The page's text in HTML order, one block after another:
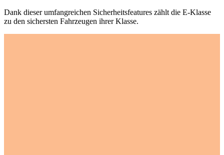
Dank dieser umfangreichen Sicherheitsfeatures zählt die E-Klasse
zu den sichersten Fahrzeugen ihrer Klasse.